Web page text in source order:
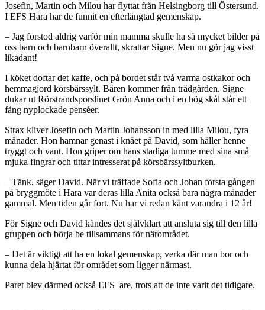
Josefin, Martin och Milou har flyttat från Helsingborg till Östersund.
I EFS Hara har de funnit en efterlängtad gemenskap.
– Jag förstod aldrig varför min mamma skulle ha så mycket bilder på
oss barn och barnbarn överallt, skrattar Signe. Men nu gör jag visst
likadant!
I köket doftar det kaffe, och på bordet står två varma ostkakor och
hemmagjord körsbärssylt. Bären kommer från trädgården. Signe
dukar ut Rörstrandsporslinet Grön Anna och i en hög skål står ett
fång nyplockade penséer.
Strax kliver Josefin och Martin Johansson in med lilla Milou, fyra
månader. Hon hamnar genast i knäet på David, som håller henne
tryggt och vant. Hon griper om hans stadiga tumme med sina små
mjuka fingrar och tittar intresserat på körsbärssyltburken.
– Tänk, säger David. När vi träffade Sofia och Johan första gången
på bryggmöte i Hara var deras lilla Anita också bara några månader
gammal. Men tiden går fort. Nu har vi redan känt varandra i 12 år!
För Signe och David kändes det självklart att ansluta sig till den lilla
gruppen och börja be tillsammans för närområdet.
– Det är viktigt att ha en lokal gemenskap, verka där man bor och
kunna dela hjärtat för området som ligger närmast.
Paret blev därmed också EFS–are, trots att de inte varit det tidigare.